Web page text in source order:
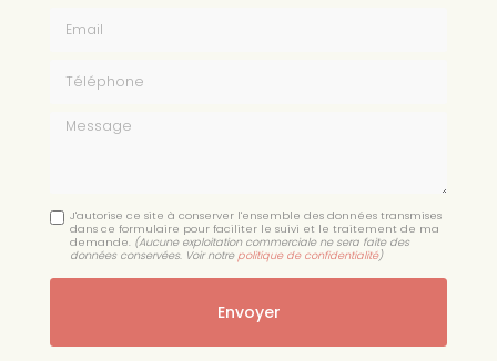
Message
J'autorise ce site à conserver l'ensemble des données transmises
dans ce formulaire pour faciliter le suivi et le traitement de ma
demande. (Aucune exploitation commerciale ne sera faite des
données conservées. Voir notre politique de confidentialité)